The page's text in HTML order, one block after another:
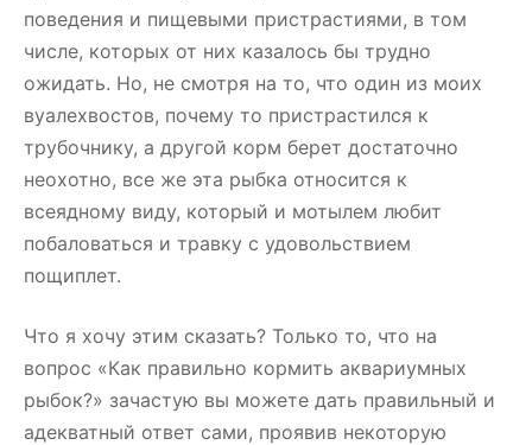
поведения и пищевыми пристрастиями, в том
числе, которых от них казалось бы трудно
ожидать. Но, не смотря на то, что один из моих
вуалехвостов, почему то пристрастился к
трубочнику, а другой корм берет достаточно
неохотно, все же эта рыбка относится к
всеядному виду, который и мотылем любит
побаловаться и травку с удовольствием
пощиплет.
Что я хочу этим сказать? Только то, что на
вопрос «Как правильно кормить аквариумных
рыбок?» зачастую вы можете дать правильный и
адекватный ответ сами, проявив некоторую